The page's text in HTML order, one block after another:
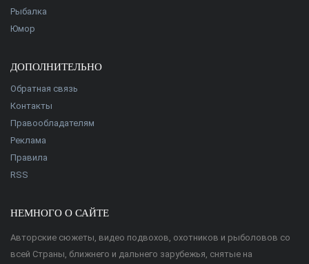
10.02.2020
Весенний нерестовый запрет на ловлю рыбы
Штрафы, предусмотренные в период нерестового запрета в
2020 году. Любителям рыбалки особое внимание следует
уделить периоду, в течение которого рыбалка невозможна,
имеющихся правил при ловле рыбы
Рыбалка
Юмор
ДОПОЛНИТЕЛЬНО
Обратная связь
Контакты
Правообладателям
Реклама
Правила
RSS
НЕМНОГО О САЙТЕ
Авторские сюжеты, видео подвохов, охотников и рыболовов со
всей Страны, ближнего и дальнего зарубежья, снятые на